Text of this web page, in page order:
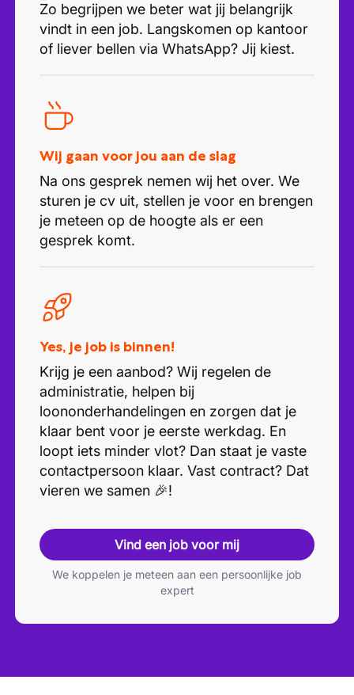
Zo begrijpen we beter wat jij belangrijk
vindt in een job. Langskomen op kantoor
of liever bellen via WhatsApp? Jij kiest.
Wij gaan voor jou aan de slag
Na ons gesprek nemen wij het over. We
sturen je cv uit, stellen je voor en brengen
je meteen op de hoogte als er een
gesprek komt.
Yes, je job is binnen!
Krijg je een aanbod? Wij regelen de
administratie, helpen bij
loononderhandelingen en zorgen dat je
klaar bent voor je eerste werkdag. En
loopt iets minder vlot? Dan staat je vaste
contactpersoon klaar. Vast contract? Dat
vieren we samen 🎉!
Vind een job voor mij
We koppelen je meteen aan een persoonlijke job
expert